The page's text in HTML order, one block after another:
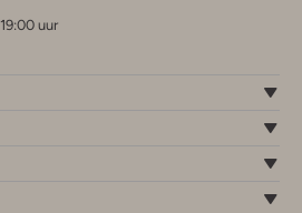
uur